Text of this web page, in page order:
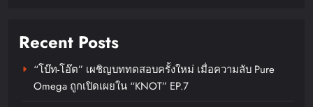
สนทนาร่วมสมัยแห่งศิลปะหัตถกรรม
ดอกไม้และพุทธปรัชญาณริเวอร์ซิตี้
chillandfin 7 days ago
Recent Posts
“โบ๊ท-โอ๊ต” เผชิญบททดสอบครั้งใหม่ เมื่อความลับ Pure
Omega ถูกเปิดเผยใน “KNOT” EP.7